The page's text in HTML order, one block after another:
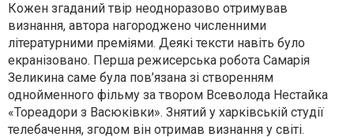
Кожен згаданий твір неодноразово отримував
визнання, автора нагороджено численними
літературними преміями. Деякі тексти навіть було
екранізовано. Перша режисерська робота Самарія
Зеликина саме була пов’язана зі створенням
однойменного фільму за твором Всеволода Нестайка
«Тореадори з Васюківки». Знятий у харківській студії
телебачення, згодом він отримав визнання у світі.